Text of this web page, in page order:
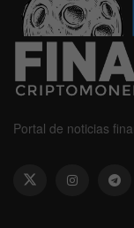
Portal de noticias